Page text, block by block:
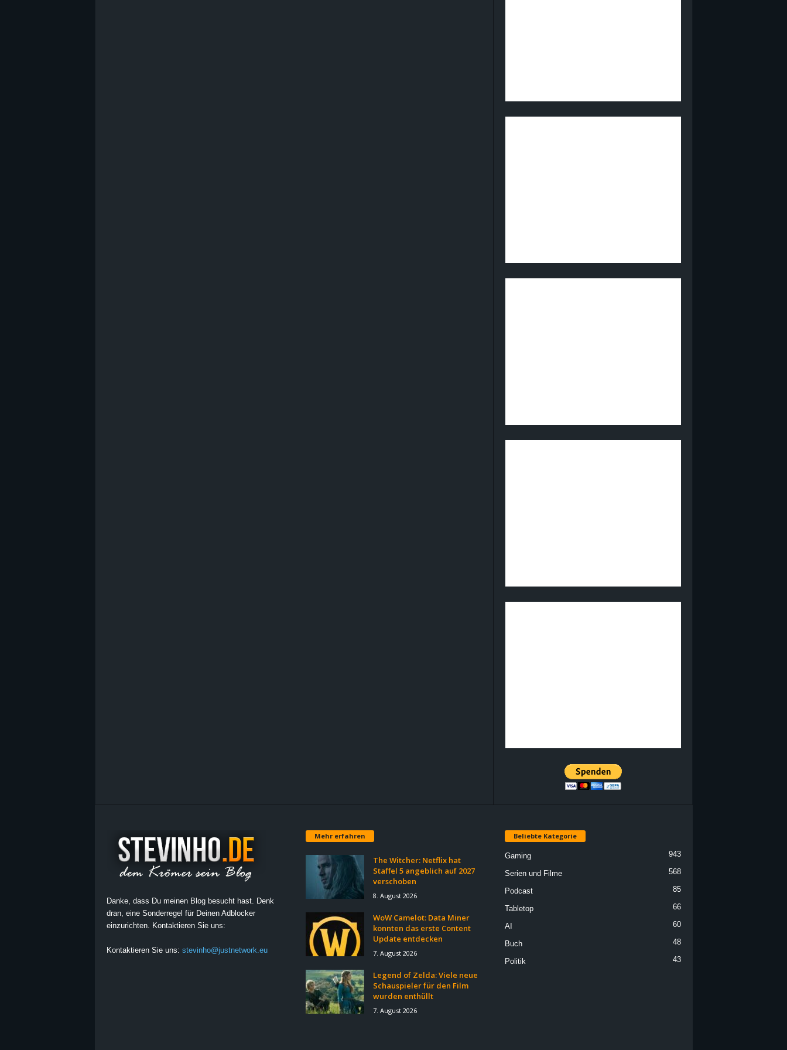
Danke, dass Du meinen Blog besucht hast. Denk
dran, eine Sonderregel für Deinen Adblocker
einzurichten. Kontaktieren Sie uns:
Kontaktieren Sie uns: stevinho@justnetwork.eu
Mehr erfahren
The Witcher: Netflix hat
Staffel 5 angeblich auf 2027
verschoben
8. August 2026
WoW Camelot: Data Miner
konnten das erste Content
Update entdecken
7. August 2026
Legend of Zelda: Viele neue
Schauspieler für den Film
wurden enthüllt
7. August 2026
Beliebte Kategorie
Gaming 943
Serien und Filme 568
Podcast 85
Tabletop 66
AI 60
Buch 48
Politik 43